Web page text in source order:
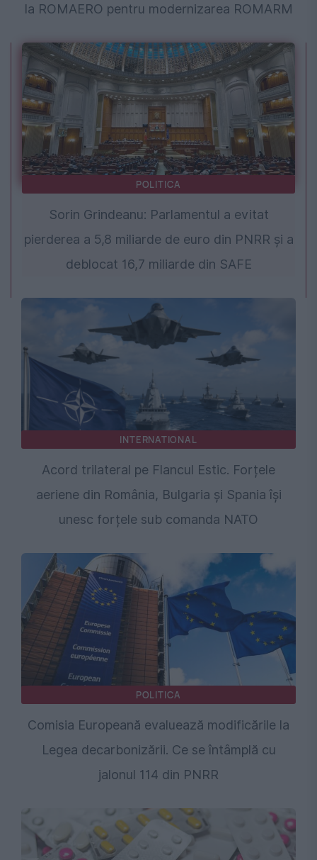
la ROMAERO pentru modernizarea ROMARM
POLITICA
Sorin Grindeanu: Parlamentul a evitat
pierderea a 5,8 miliarde de euro din PNRR și a
deblocat 16,7 miliarde din SAFE
INTERNATIONAL
Acord trilateral pe Flancul Estic. Forțele
aeriene din România, Bulgaria și Spania își
unesc forțele sub comanda NATO
POLITICA
Comisia Europeană evaluează modificările la
Legea decarbonizării. Ce se întâmplă cu
jalonul 114 din PNRR